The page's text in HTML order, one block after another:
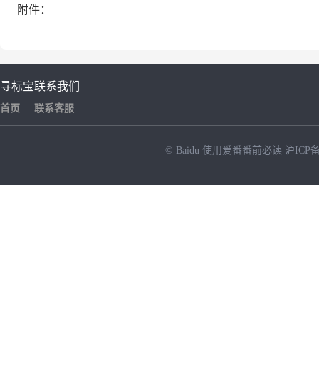
附件：
寻标宝
首页
联系我们
联系客服
© Baidu 使用爱番番前必读 沪ICP